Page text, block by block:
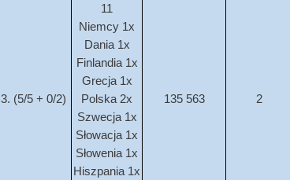
3. (5/5 + 0/2)
11
Niemcy 1x
Dania 1x
Finlandia 1x
Grecja 1x
Polska 2x
Szwecja 1x
Słowacja 1x
Słowenia 1x
Hiszpania 1x
135 563 2